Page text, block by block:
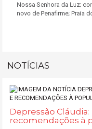
Nossa Senhora da Luz;
novo de Penafirme; Praia
NOTÍCIAS
Depressão
recomendações à